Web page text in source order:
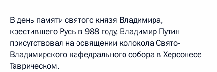
В день памяти святого князя Владимира,
крестившего Русь в 988 году, Владимир Путин
присутствовал на освящении колокола Свято-
Владимирского кафедрального собора в Херсонесе
Таврическом.